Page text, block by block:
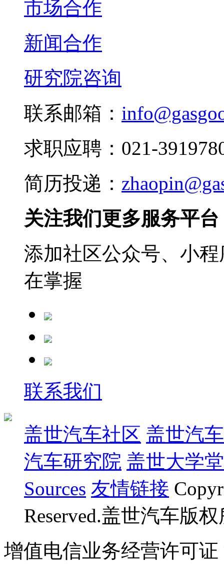
市场合作
新闻合作
研究院咨询
联系邮箱：
求职应聘：021-
简历投递：
关注我们更多服务平台
添加社区公众号、小
在掌握
联系我们
盖世汽车社区 盖世汽
汽车研究院 盖世大学堂
Sources 友情链接
Reserved.盖世汽车版
增值电信业务经营许可证